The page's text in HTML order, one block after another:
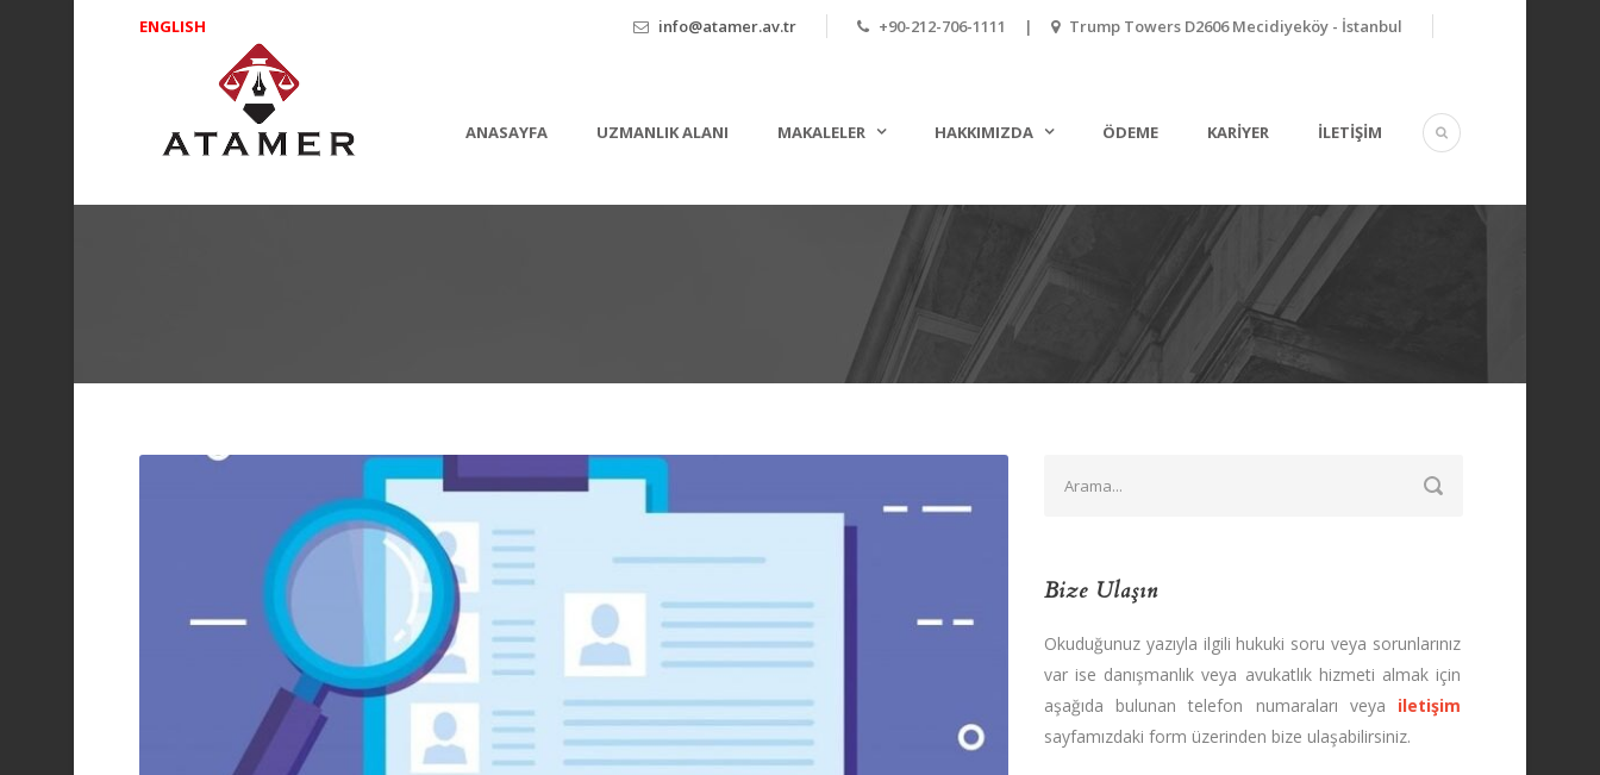
ENGLISH info@atamer.av.tr +90-212-706-1111 | Trump Towers D2606 Mecidiyeköy - İstanbul
ANASAYFA UZMANLIK ALANI MAKALELER HAKKIMIZDA ÖDEME KARİYER İLETİŞİM
Bize Ulaşın
Okuduğunuz yazıyla ilgili hukuki soru veya sorunlarınız
var ise danışmanlık veya avukatlık hizmeti almak için
aşağıda bulunan telefon numaraları veya iletişim
sayfamızdaki form üzerinden bize ulaşabilirsiniz.